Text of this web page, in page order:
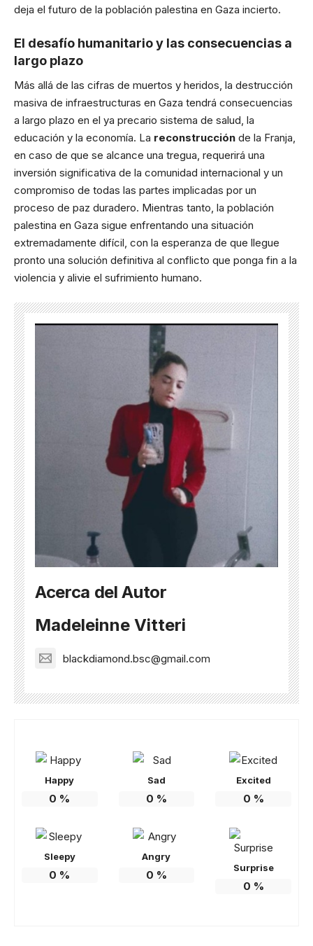
deja el futuro de la población palestina en Gaza incierto.
El desafío humanitario y las consecuencias a
largo plazo
Más allá de las cifras de muertos y heridos, la destrucción
masiva de infraestructuras en Gaza tendrá consecuencias
a largo plazo en el ya precario sistema de salud, la
educación y la economía. La reconstrucción de la Franja,
en caso de que se alcance una tregua, requerirá una
inversión significativa de la comunidad internacional y un
compromiso de todas las partes implicadas por un
proceso de paz duradero. Mientras tanto, la población
palestina en Gaza sigue enfrentando una situación
extremadamente difícil, con la esperanza de que llegue
pronto una solución definitiva al conflicto que ponga fin a la
violencia y alivie el sufrimiento humano.
Acerca del Autor
Madeleinne Vitteri
blackdiamond.bsc@gmail.com
Happy
0 %
Sad
0 %
Excited
0 %
Sleepy
0 %
Angry
0 %
Surprise
0 %